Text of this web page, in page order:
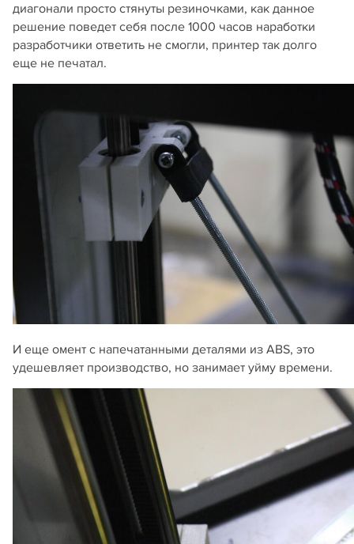
диагонали просто стянуты резиночками, как данное
решение поведет себя после 1000 часов наработки
разработчики ответить не смогли, принтер так долго
еще не печатал.
И еще омент с напечатанными деталями из ABS, это
удешевляет производство, но занимает уйму времени.